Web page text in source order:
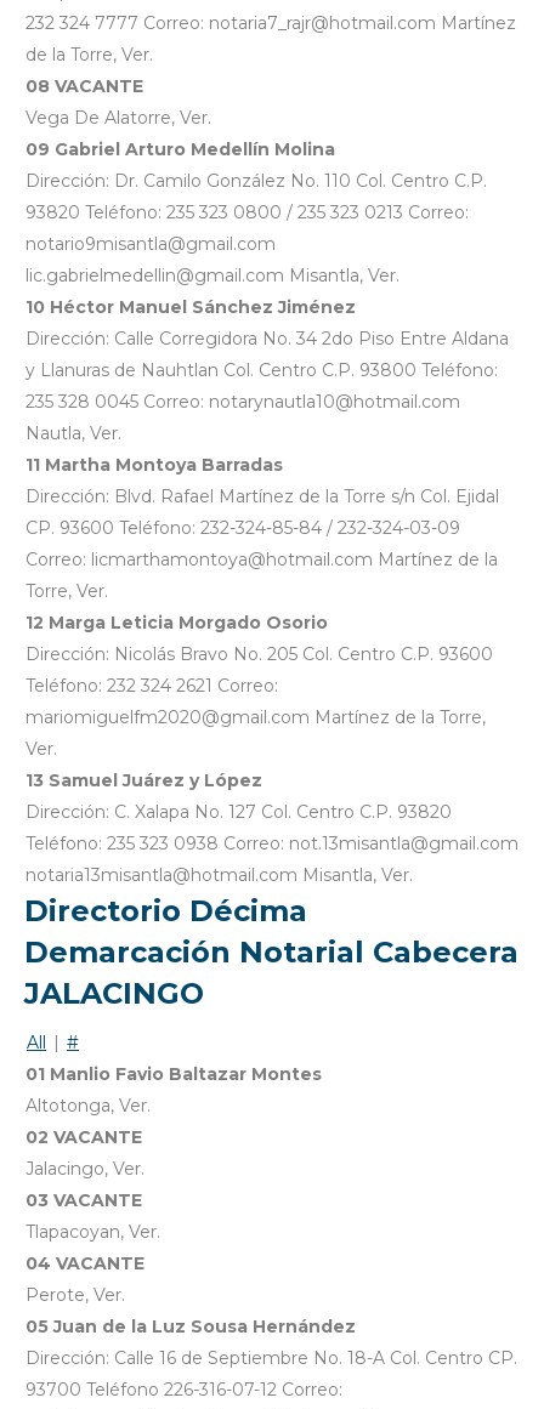
232 324 7777 Correo: notaria7_rajr@hotmail.com Martínez
de la Torre, Ver.
08 VACANTE
Vega De Alatorre, Ver.
09 Gabriel Arturo Medellín Molina
Dirección: Dr. Camilo González No. 110 Col. Centro C.P.
93820 Teléfono: 235 323 0800 / 235 323 0213 Correo:
notario9misantla@gmail.com
lic.gabrielmedellin@gmail.com Misantla, Ver.
10 Héctor Manuel Sánchez Jiménez
Dirección: Calle Corregidora No. 34 2do Piso Entre Aldana
y Llanuras de Nauhtlan Col. Centro C.P. 93800 Teléfono:
235 328 0045 Correo: notarynautla10@hotmail.com
Nautla, Ver.
11 Martha Montoya Barradas
Dirección: Blvd. Rafael Martínez de la Torre s/n Col. Ejidal
CP. 93600 Teléfono: 232-324-85-84 / 232-324-03-09
Correo: licmarthamontoya@hotmail.com Martínez de la
Torre, Ver.
12 Marga Leticia Morgado Osorio
Dirección: Nicolás Bravo No. 205 Col. Centro C.P. 93600
Teléfono: 232 324 2621 Correo:
mariomiguelfm2020@gmail.com Martínez de la Torre,
Ver.
13 Samuel Juárez y López
Dirección: C. Xalapa No. 127 Col. Centro C.P. 93820
Teléfono: 235 323 0938 Correo: not.13misantla@gmail.com
notaria13misantla@hotmail.com Misantla, Ver.
Directorio Décima
Demarcación Notarial Cabecera
JALACINGO
All | #
01 Manlio Favio Baltazar Montes
Altotonga, Ver.
02 VACANTE
Jalacingo, Ver.
03 VACANTE
Tlapacoyan, Ver.
04 VACANTE
Perote, Ver.
05 Juan de la Luz Sousa Hernández
Dirección: Calle 16 de Septiembre No. 18-A Col. Centro CP.
93700 Teléfono 226-316-07-12 Correo: